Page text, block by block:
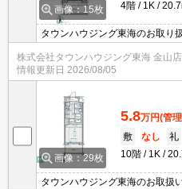
画像：15枚
4階
1K
タウンハウジング東海のお取り
詳細などお気軽にお問い合わせ
株式会社タウンハウジング東海 金山店
情報更新日 2026/08/05
画像：29枚
5.8万円(管
敷
なし 礼
10階
1K
タウンハウジング東海のお取扱